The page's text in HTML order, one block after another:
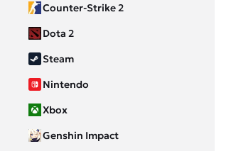
Counter-Strike 2
Dota 2
Steam
Nintendo
Xbox
Genshin Impact